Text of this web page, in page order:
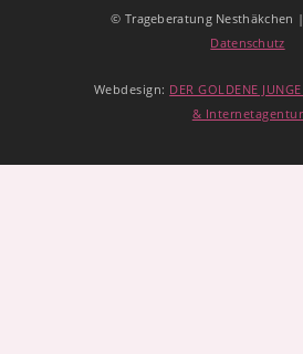
© Trageberatung Nesthäkchen |
Datenschutz
Webdesign: DER GOLDENE
& Internetagentur